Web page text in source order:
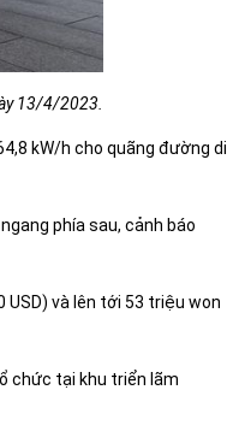
13/4/2023.
kW/h cho quãng đường di
phía sau, cảnh báo
và lên tới 53 triệu won
chức tại khu triển lãm